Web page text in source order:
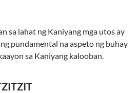
sa lahat ng Kaniyang mga utos ay
pundamental na aspeto ng buhay
sa Kaniyang kalooban.